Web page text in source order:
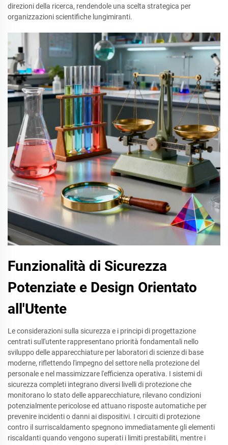
direzioni della ricerca, rendendole una scelta strategica per
organizzazioni scientifiche lungimiranti.
Funzionalità di Sicurezza
Potenziate e Design Orientato
all'Utente
Le considerazioni sulla sicurezza e i principi di progettazione
centrati sull'utente rappresentano priorità fondamentali nello
sviluppo delle apparecchiature per laboratori di scienze di base
moderne, riflettendo l'impegno del settore nella protezione del
personale e nel massimizzare l'efficienza operativa. I sistemi di
sicurezza completi integrano diversi livelli di protezione che
monitorano lo stato delle apparecchiature, rilevano condizioni
potenzialmente pericolose ed attuano risposte automatiche per
prevenire incidenti o danni ai dispositivi. I circuiti di protezione
contro il surriscaldamento spegnono immediatamente gli elementi
riscaldanti quando vengono superati i limiti prestabiliti, mentre i